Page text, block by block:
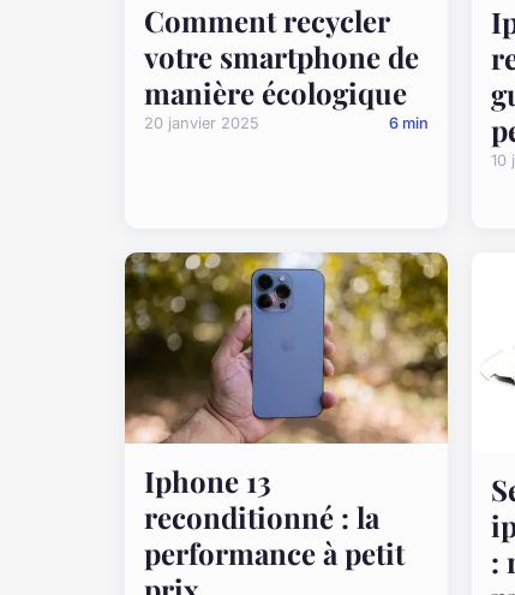
Comment recycler
votre smartphone de
manière écologique
20 janvier 2025 6 min
10
Iphone 13
reconditionné : la
performance à petit
: